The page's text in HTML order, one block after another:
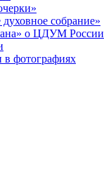
собрание»
о ЦДУМ России
фотографиях